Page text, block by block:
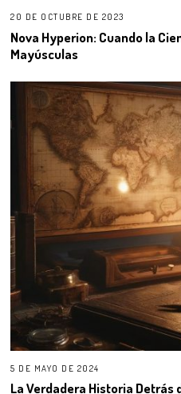
20 DE OCTUBRE DE 2023
Nova Hyperion: Cuando la
Mayúsculas
5 DE MAYO DE 2024
La Verdadera Historia Detrás